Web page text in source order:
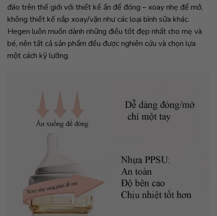
đáo trên thế giới với thiết kế ấn để đóng – xoay nhẹ để mở,
không thiết kế nắp xoay/vặn như các loại bình sữa khác.
Hegen luôn muốn dành những điều tốt đẹp nhất cho mẹ và
bé, nên tất cả sản phẩm đều được nghiên cứu và chọn lựa
một cách kỹ lưỡng.